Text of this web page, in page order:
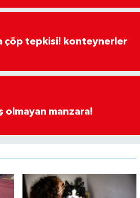
çöp tepkisi! konteynerler
olmayan manzara!